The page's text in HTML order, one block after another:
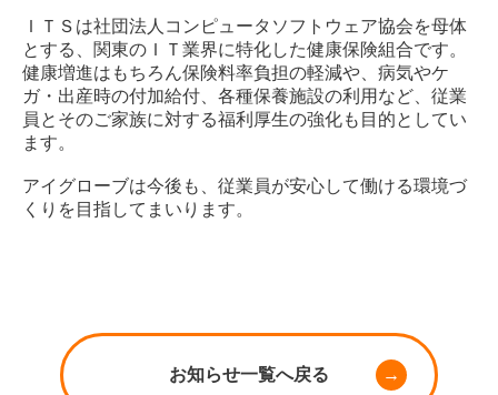
ＩＴＳは社団法人コンピュータソフトウェア協会を母体
とする、関東のＩＴ業界に特化した健康保険組合です。
健康増進はもちろん保険料率負担の軽減や、病気やケ
ガ・出産時の付加給付、各種保養施設の利用など、従業
員とそのご家族に対する福利厚生の強化も目的としてい
ます。
アイグローブは今後も、従業員が安心して働ける環境づ
くりを目指してまいります。
お知らせ一覧へ戻る